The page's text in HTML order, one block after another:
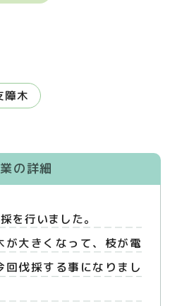
障木
の詳細
を行いました。
が大きくなって、枝が電
伐採する事になりまし